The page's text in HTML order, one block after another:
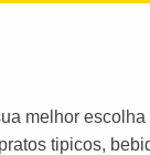
melhor
tipicos,